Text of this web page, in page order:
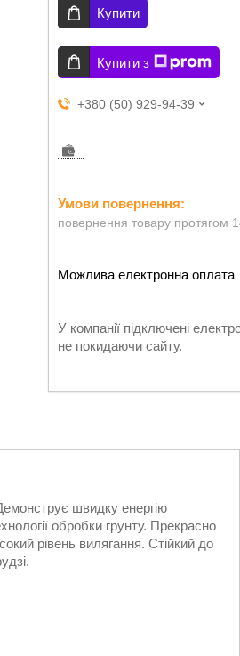
Купити
Купити з
+380 (50) 929-94-39
повернення товару протягом
У компанії підключені
не покидаючи сайту.
швидку енергію
обробки грунту. Прекрасно
рівень вилягання. Стійкий до